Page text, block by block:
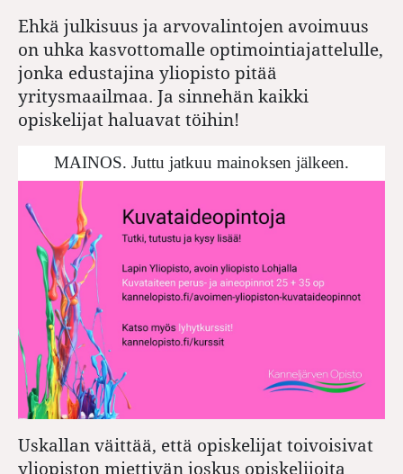
Ehkä julkisuus ja arvovalintojen avoimuus
on uhka kasvottomalle optimointiajattelulle,
jonka edustajina yliopisto pitää
yritysmaailmaa. Ja sinnehän kaikki
opiskelijat haluavat töihin!
MAINOS. Juttu jatkuu mainoksen jälkeen.
Uskallan väittää, että opiskelijat toivoisivat
yliopiston miettivän joskus opiskelijoita